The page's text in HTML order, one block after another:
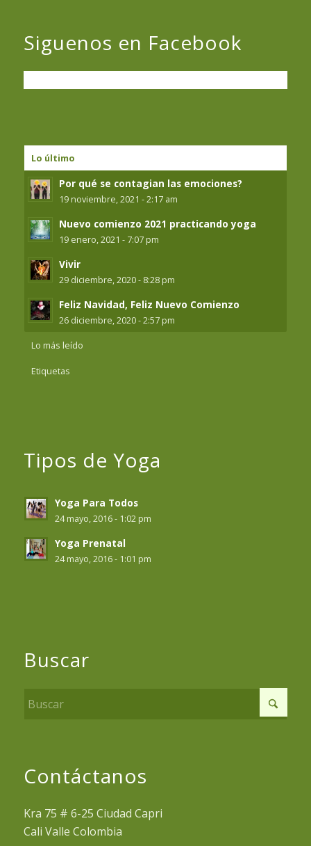
Siguenos en Facebook
Lo último
Por qué se contagian las emociones?
19 noviembre, 2021 - 2:17 am
Nuevo comienzo 2021 practicando yoga
19 enero, 2021 - 7:07 pm
Vivir
29 diciembre, 2020 - 8:28 pm
Feliz Navidad, Feliz Nuevo Comienzo
26 diciembre, 2020 - 2:57 pm
Lo más leído
Etiquetas
Tipos de Yoga
Yoga Para Todos
24 mayo, 2016 - 1:02 pm
Yoga Prenatal
24 mayo, 2016 - 1:01 pm
Buscar
Contáctanos
Kra 75 # 6-25 Ciudad Capri
Cali Valle Colombia